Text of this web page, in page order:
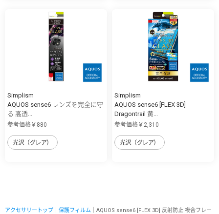
Simplism
AQUOS sense6 レンズを完全に守
る 高透...
参考価格￥880
光沢（グレア）
Simplism
AQUOS sense6 [FLEX 3D]
Dragontrail 黄...
参考価格￥2,310
光沢（グレア）
アクセサリートップ 保護フィルム ｜AQUOS sense6 [FLEX 3D] 反射防止 複合フレー